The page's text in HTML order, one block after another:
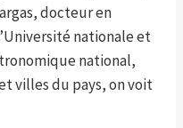
docteur en
nationale et
national,
villes du pays, on voit